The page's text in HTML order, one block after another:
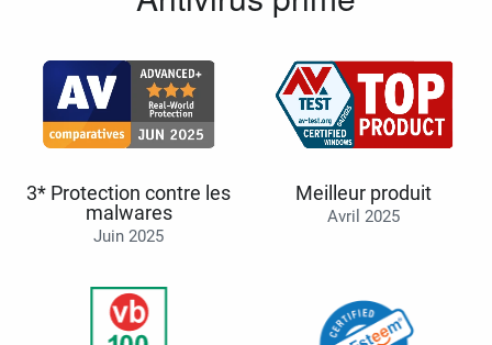
3* Protection contre les
malwares
Juin 2025
Meilleur produit
Avril 2025